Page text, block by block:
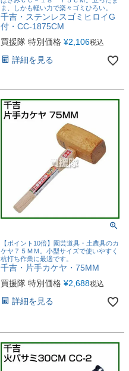
ま、しかも軽い力で楽々ゴミひろい。
千吉・ステンレスゴミヒロイG
付・CC-1875CM
買援隊 特別価格 ¥2,106税込
詳細を見る
【ポイント10倍】園芸道具・土農具のカ
ケヤ７５ＭＭ。小型サイズで使いやすく
杭打ち作業に最適です。
千吉・片手カケヤ・75MM
買援隊 特別価格 ¥2,688税込
詳細を見る